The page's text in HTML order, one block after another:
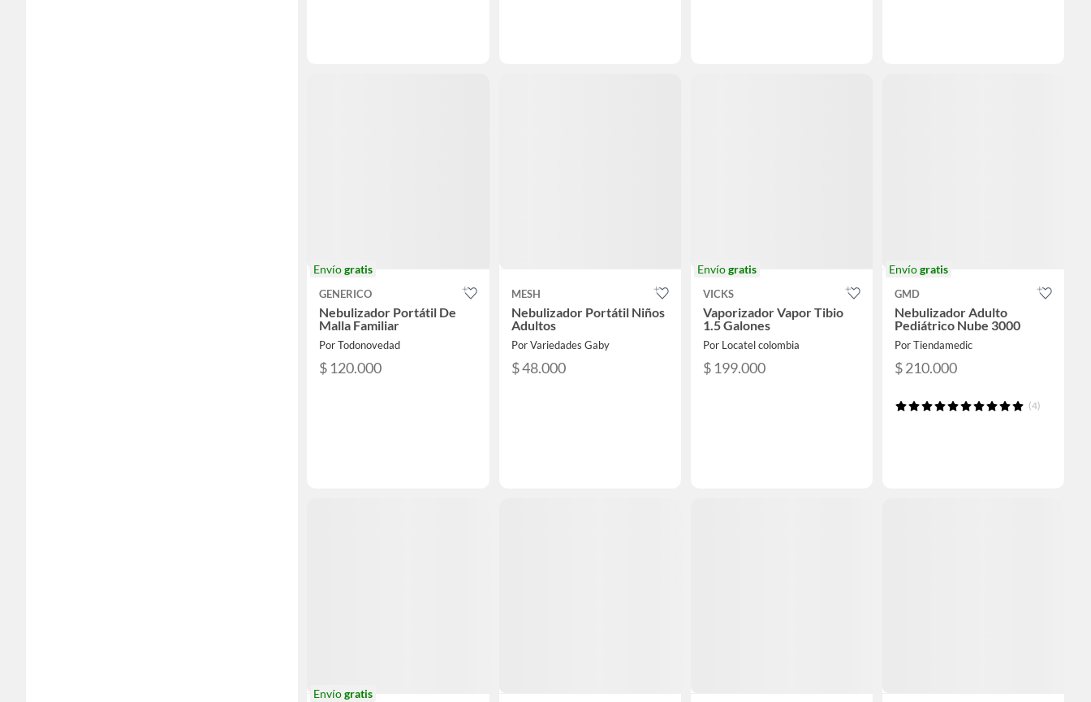
Envíogratis
GENERICO
Nebulizador Portátil De
Malla Familiar
Por Todonovedad
$ 120.000
MESH
Nebulizador Portátil Niños
Adultos
Por Variedades Gaby
$ 48.000
Envíogratis
VICKS
Vaporizador Vapor Tibio
1.5 Galones
Por Locatel colombia
$ 199.000
Envíogratis
GMD
Nebulizador Adulto
Pediátrico Nube 3000
Por Tiendamedic
$ 210.000
(4)
Envíogratis